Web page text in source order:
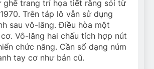
ghế trang trí họa tiết răng sói từ
Trên táp lô vẫn sử dụng
sau vô-lăng. Điều hòa một
Vô-lăng hai chấu tích hợp nút
chức năng. Cần số dạng núm
tay cơ như bản cũ.